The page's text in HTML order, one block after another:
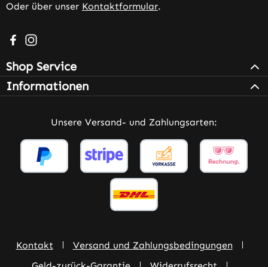
Oder über unser Kontaktformular.
Besuche uns auf Facebook – öffnet in neuem Tab
Schau auf Instagram vorbei – öffnet in neuem Tab
Shop Service
Informationen
Unsere Versand- und Zahlungsarten:
Kontakt
Versand und Zahlungsbedingungen